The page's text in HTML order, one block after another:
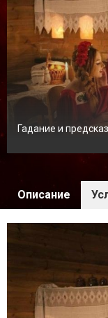
Гадание и
Описание